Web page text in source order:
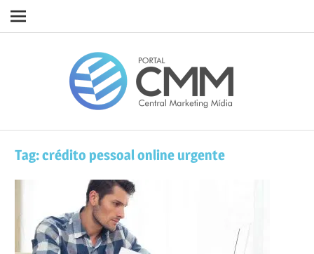
Navigation
Tag:crédito pessoal online urgente